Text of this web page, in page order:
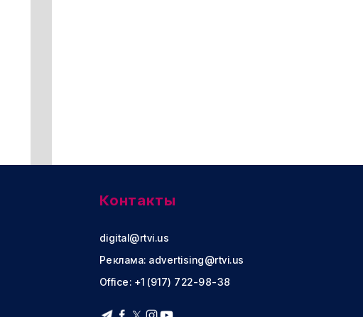
Контакты
digital@rtvi.us
Реклама: advertising@rtvi.us
Office: +1 (917) 722-98-38